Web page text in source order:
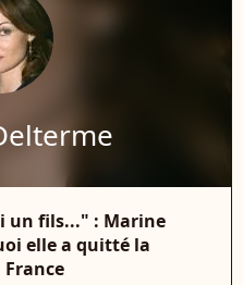
un fils..." : Marine
elle a quitté la